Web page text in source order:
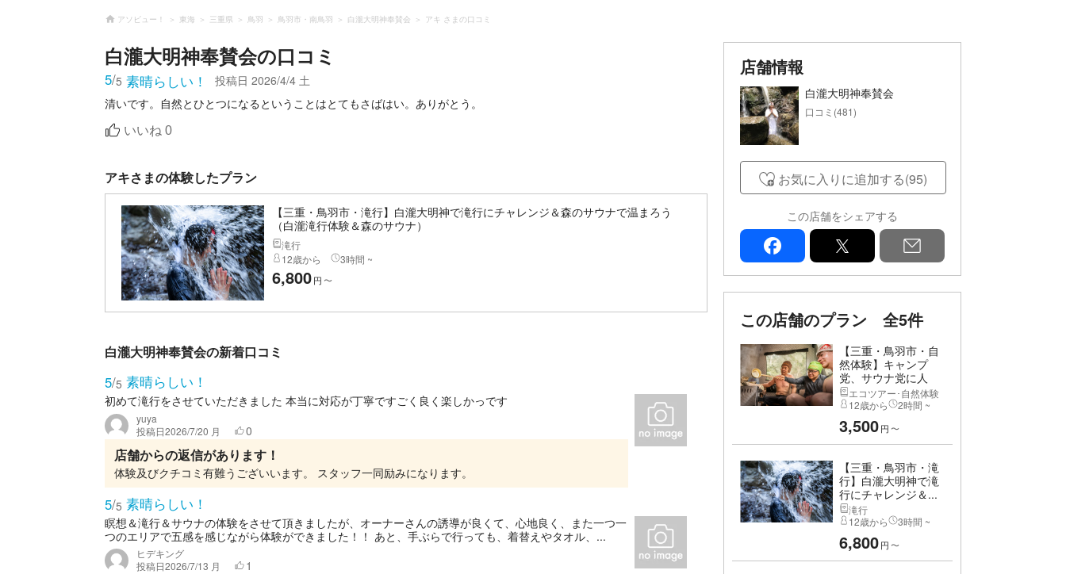
アソビュー！ 東海 三重県 鳥羽 鳥羽市・南鳥羽 白瀧大明神奉賛会 アキ さまの口コミ
白瀧大明神奉賛会の口コミ
5/5 素晴らしい！ 投稿日 2026/4/4 土
清いです。自然とひとつになるということはとてもさばはい。ありがとう。
いいね 0
アキさまの体験したプラン
【三重・鳥羽市・滝行】白瀧大明神で滝行にチャレンジ＆森のサウナで温まろう
（白瀧滝行体験＆森のサウナ）
滝行
12歳から
3時間 ~
6,800円 〜
白瀧大明神奉賛会の新着口コミ
5/5 素晴らしい！
初めて滝行をさせていただきました 本当に対応が丁寧ですごく良く楽しかっです
yuya
投稿日2026/7/20 月 0
店舗からの返信があります！
体験及びクチコミ有難うございいます。 スタッフ一同励みになります。
5/5 素晴らしい！
瞑想＆滝行＆サウナの体験をさせて頂きましたが、オーナーさんの誘導が良くて、心地良く、また一つ一
つのエリアで五感を感じながら体験ができました！！ あと、手ぶらで行っても、着替えやタオル、...
ヒデキング
投稿日2026/7/13 月 1
店舗情報
白瀧大明神奉賛会
口コミ(481)
お気に入りに追加する(95)
この店舗をシェアする
facebook
この店舗のプラン 全5件
【三重・鳥羽市・自
然体験】キャンプ
党、サウナ党に人
気...エコツアー･自然体験
12歳から
2時間 ~
3,500円 〜
【三重・鳥羽市・滝
行】白瀧大明神で滝
行にチャレンジ＆...
滝行
12歳から
3時間 ~
6,800円 〜